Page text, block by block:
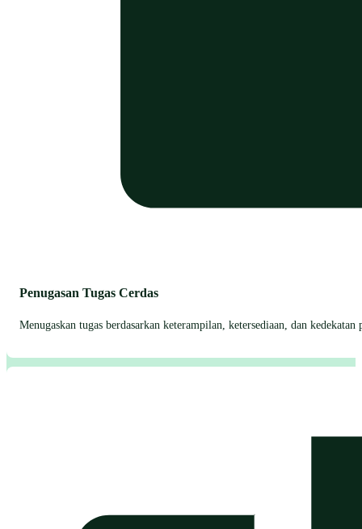
Penugasan Tugas Cerdas
Menugaskan tugas berdasarkan keterampilan, ketersediaan, dan